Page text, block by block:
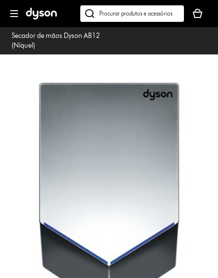
seguinte
Pesquisar
em
dyson.pt
seu
cesto
Secador de mãos Dyson AB12
(Níquel)